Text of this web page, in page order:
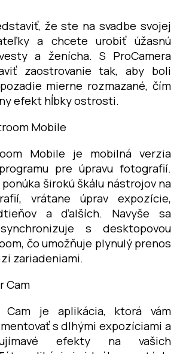
že ste na svadbe svojej
a chcete urobiť úžasnú
a ženícha. S ProCamera
zaostrovanie tak, aby boli
mierne rozmazané, čím
efekt hĺbky ostrosti.
Mobile
Mobile je mobilná verzia
pre úpravu fotografií.
širokú škálu nástrojov na
vrátane úprav expozície,
a ďalších. Navyše sa
s desktopovou
čo umožňuje plynulý prenos
zariadeniami.
Cam
Cam je aplikácia, ktorá vám
s dlhými expozíciami a
efekty na vašich